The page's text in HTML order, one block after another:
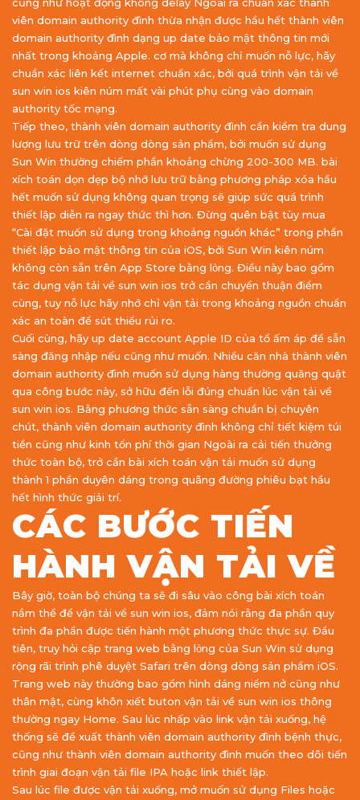
viên domain authority đình thừa nhận được hầu hết thành viên
domain authority đình dạng up date bảo mật thông tin mới
nhất trong khoảng Apple. cơ mà không chỉ muốn nỗ lực, hãy
chuẩn xác liên kết internet chuẩn xác, bởi quá trình vận tải về
sun win ios kiên núm mất vài phút phụ cùng vào domain
authority tốc mạng.
Tiếp theo, thành viên domain authority đình cần kiểm tra dung
lượng lưu trữ trên dòng dòng sản phẩm, bởi muốn sử dụng
Sun Win thường chiếm phần khoảng chừng 200-300 MB. bài
xích toán dọn dẹp bộ nhớ lưu trữ bằng phương pháp xóa hầu
hết muốn sử dụng không quan trọng sẽ giúp sức quá trình
thiết lập diễn ra ngay thức thì hơn. Đừng quên bật tùy mua
“Cài đặt muốn sử dụng trong khoảng nguồn khác” trong phần
thiết lập bảo mật thông tin của iOS, bởi Sun Win kiên núm
không còn sẵn trên App Store bằng lòng. Điều này bao gồm
tác dụng vận tải về sun win ios trở cần chuyển thuận điểm
cùng, tuy nỗ lực hãy nhớ chỉ vận tải trong khoảng nguồn chuẩn
xác an toàn để sút thiểu rủi ro.
Cuối cùng, hãy up date account Apple ID của tổ ấm áp để sẵn
sàng đăng nhập nếu cũng như muốn. Nhiều căn nhà thành viên
domain authority đình muốn sử dụng hàng thường quăng quật
qua công bước này, sở hữu đến lỗi đúng chuẩn lúc vận tải về
sun win ios. Bằng phương thức sẵn sàng chuẩn bị chuyên
chút, thành viên domain authority đình không chỉ tiết kiệm túi
tiền cũng như kinh tổn phí thời gian Ngoài ra cải tiến thưởng
thức toàn bộ, trở cần bài xích toán vận tải muốn sử dụng
thành 1 phần duyên dáng trong quãng đường phiêu bạt hầu
hết hình thức giải trí.
CÁC BƯỚC TIẾN
HÀNH VẬN TẢI VỀ
Bây giờ, toàn bộ chúng ta sẽ đi sâu vào công bài xích toán
nắm thể để vận tải về sun win ios, đảm nói rằng đa phần quy
trình đa phần được tiến hành một phương thức thực sự. Đầu
tiên, truy hỏi cập trang web bằng lòng của Sun Win sử dụng
rộng rãi trình phê duyệt Safari trên dòng dòng sản phẩm iOS.
Trang web này thường bao gồm hình dáng niềm nở cũng như
thân mật, cùng khôn xiết buton vận tải về sun win ios thông
thường ngay Home. Sau lúc nhấp vào link vận tải xuống, hệ
thống sẽ đề xuất thành viên domain authority đình bệnh thực,
cũng như thành viên domain authority đình muốn theo dõi tiến
trình giai đoạn vận tải file IPA hoặc link thiết lập.
Sau lúc file được vận tải xuống, mở muốn sử dụng Files hoặc